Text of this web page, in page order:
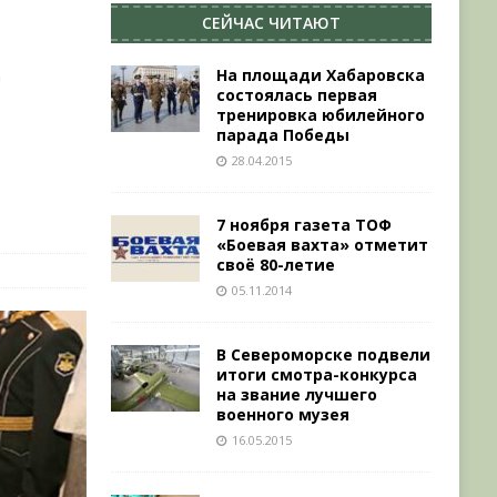
СЕЙЧАС ЧИТАЮТ
На площади Хабаровска
состоялась первая
тренировка юбилейного
парада Победы
28.04.2015
7 ноября газета ТОФ
«Боевая вахта» отметит
своё 80-летие
05.11.2014
В Североморске подвели
итоги смотра-конкурса
на звание лучшего
военного музея
16.05.2015